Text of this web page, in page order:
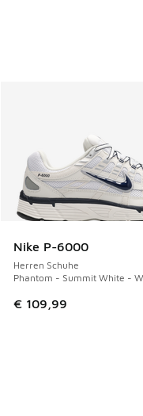
Nike P-6000
Herren Schuhe
Phantom - Summit White -
€ 109,99